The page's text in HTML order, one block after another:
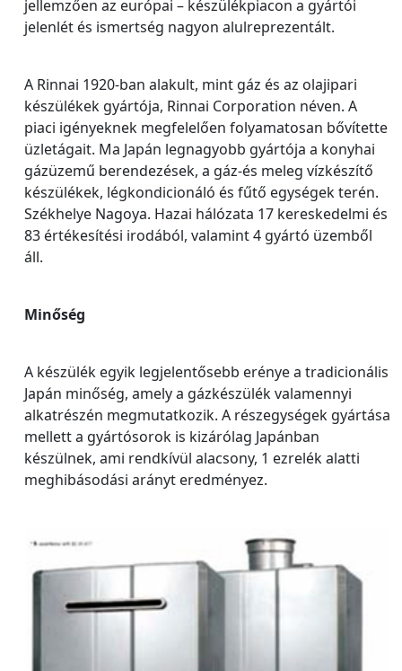
jellemzően az európai – készülékpiacon a gyártói
jelenlét és ismertség nagyon alulreprezentált.
A Rinnai 1920-ban alakult, mint gáz és az olajipari
készülékek gyártója, Rinnai Corporation néven. A
piaci igényeknek megfelelően folyamatosan bővítette
üzletágait. Ma Japán legnagyobb gyártója a konyhai
gázüzemű berendezések, a gáz-és meleg vízkészítő
készülékek, légkondicionáló és fűtő egységek terén.
Székhelye Nagoya. Hazai hálózata 17 kereskedelmi és
83 értékesítési irodából, valamint 4 gyártó üzemből
áll.
Minőség
A készülék egyik legjelentősebb erénye a tradicionális
Japán minőség, amely a gázkészülék valamennyi
alkatrészén megmutatkozik. A részegységek gyártása
mellett a gyártósorok is kizárólag Japánban
készülnek, ami rendkívül alacsony, 1 ezrelék alatti
meghibásodási arányt eredményez.